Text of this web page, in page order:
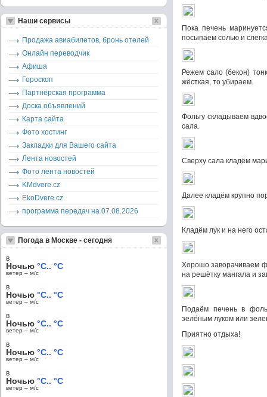
Пока печень
посыпаем солью и
Режем сало (бекон)
жёсткая, то убираем.
Фольгу складываем
сала.
Сверху сала кладём
Далее кладём крупно
Кладём лук и на него
Хорошо заворачиваем
на решётку мангала и
Подаём печень в
зелёным луком или
Приятно отдыха!
Наши сервисы
Продажа авиабилетов, бронь отелей
Онлайн переводчик
Афиша
Гороскоп
Партнёрская программа
Доска объявлений
Карта сайта
Фото хостинг
Закладки для Вашего сайта
Лента новостей
Фото лента новостей
KMdvere.cz
EkoDvere.cz
программа передач на 07.08.2026
Погода в Москве - сегодня
в
Ночью °C.. °C
ветер – м/c
в
Ночью °C.. °C
ветер – м/c
в
Ночью °C.. °C
ветер – м/c
в
Ночью °C.. °C
ветер – м/c
в
Ночью °C.. °C
ветер – м/c